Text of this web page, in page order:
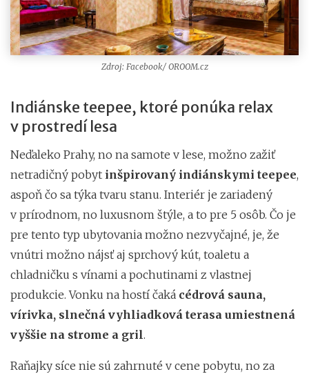
Zdroj: Facebook/ OROOM.cz
Indiánske teepee, ktoré ponúka relax
v prostredí lesa
Neďaleko Prahy, no na samote v lese, možno zažiť
netradičný pobyt inšpirovaný indiánskymi teepee,
aspoň čo sa týka tvaru stanu. Interiér je zariadený
v prírodnom, no luxusnom štýle, a to pre 5 osôb. Čo je
pre tento typ ubytovania možno nezvyčajné, je, že
vnútri možno nájsť aj sprchový kút, toaletu a
chladničku s vínami a pochutinami z vlastnej
produkcie. Vonku na hostí čaká cédrová sauna,
vírivka, slnečná vyhliadková terasa umiestnená
vyššie na strome a gril.
Raňajky síce nie sú zahrnuté v cene pobytu, no za